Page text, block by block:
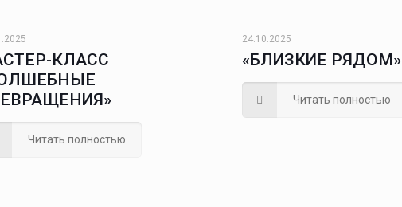
КЛАСС
Читать полностью
24.10.2025
«БЛИЗКИЕ РЯДОМ»
Читать полностью